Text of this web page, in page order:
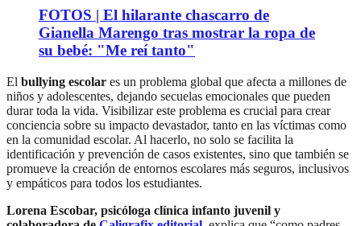
FOTOS | El hilarante chascarro de
Gianella Marengo tras mostrar la ropa de
su bebé: "Me reí tanto"
El bullying escolar es un problema global que afecta a millones de
niños y adolescentes, dejando secuelas emocionales que pueden
durar toda la vida. Visibilizar este problema es crucial para crear
conciencia sobre su impacto devastador, tanto en las víctimas como
en la comunidad escolar. Al hacerlo, no solo se facilita la
identificación y prevención de casos existentes, sino que también se
promueve la creación de entornos escolares más seguros, inclusivos
y empáticos para todos los estudiantes.
Lorena Escobar, psicóloga clínica infanto juvenil y